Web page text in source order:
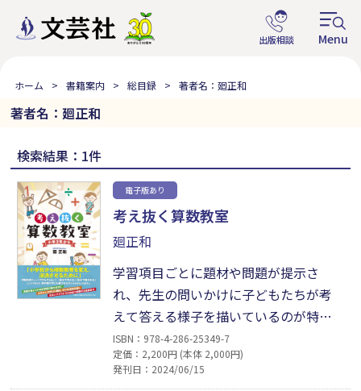
ホーム 書籍案内 総目録 著者名：廻正和
著者名：廻正和
検索結果：1件
電子版あり
考え抜く算数教室
廻正和
学習項目ごとに題材や問題が提示さ
れ、先生の問いかけに子どもたちが考
えて答える様子を描いているのが特
徴。読者は算数の授業を疑似体験しな
がら、問題に取り組むことができる。
本書では、小学3年から6年まで「自分
ISBN：978-4-286-25349-7
定価：2,200円 (本体 2,000円)
発刊日：2024/06/15